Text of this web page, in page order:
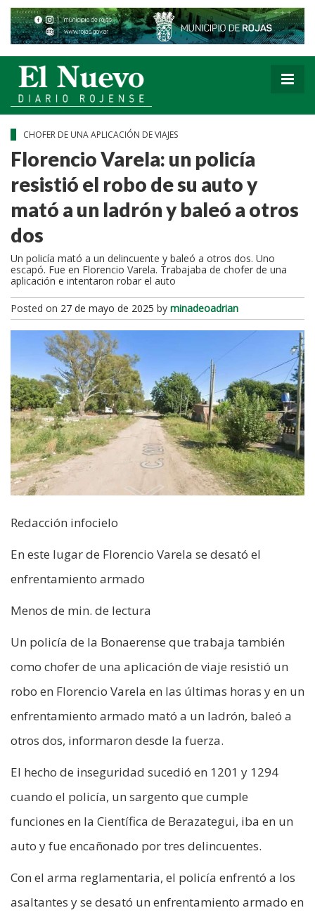
CHOFER DE UNA APLICACIÓN DE VIAJES
Florencio Varela: un policía
resistió el robo de su auto y
mató a un ladrón y baleó a otros
dos
Un policía mató a un delincuente y baleó a otros dos. Uno
escapó. Fue en Florencio Varela. Trabajaba de chofer de una
aplicación e intentaron robar el auto
Posted on 27 de mayo de 2025 by minadeoadrian
Redacción infocielo
En este lugar de Florencio Varela se desató el
enfrentamiento armado
Menos de min. de lectura
Un policía de la Bonaerense que trabaja también
como chofer de una aplicación de viaje resistió un
robo en Florencio Varela en las últimas horas y en un
enfrentamiento armado mató a un ladrón, baleó a
otros dos, informaron desde la fuerza.
El hecho de inseguridad sucedió en 1201 y 1294
cuando el policía, un sargento que cumple
funciones en la Científica de Berazategui, iba en un
auto y fue encañonado por tres delincuentes.
Con el arma reglamentaria, el policía enfrentó a los
asaltantes y se desató un enfrentamiento armado en